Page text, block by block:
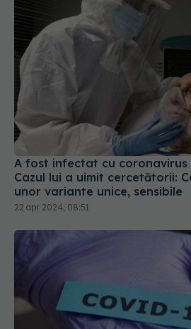
A fost infectat cu coronavirus
Cazul lui a uimit cercetătorii:
unor variante unice, sensibile
22 apr 2024, 08:51